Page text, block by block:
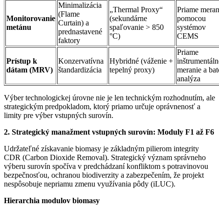
Monitorovanie
metánu
Minimalizácia
(Flame
Curtain) a
prednastavené
faktory
„Thermal Proxy“
(sekundárne
spaľovanie > 850
°C)
Priame
pomocou
systémov
CEMS
Prístup k
dátam (MRV)
Konzervatívna
štandardizácia
Hybridné (váženie +
tepelný proxy)
Priame
meranie a
analýza
Výber technologickej úrovne nie je len technickým rozhodnutím, ale
strategickým predpokladom, ktorý priamo určuje oprávnenosť a
limity pre výber vstupných surovín.
2. Strategický manažment vstupných surovín: Moduly F1 až F6
Udržateľné získavanie biomasy je základným pilierom integrity
CDR (Carbon Dioxide Removal). Strategický význam správneho
výberu surovín spočíva v predchádzaní konfliktom s potravinovou
bezpečnosťou, ochranou biodiverzity a zabezpečením, že projekt
nespôsobuje nepriamu zmenu využívania pôdy (iLUC).
Hierarchia modulov biomasy